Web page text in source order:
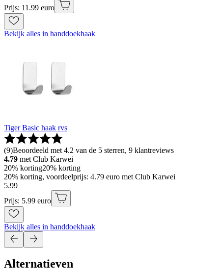
Prijs: 11.99 euro
Bekijk alles in handdoekhaak
Tiger Basic haak rvs
(9)Beoordeeld met 4.2 van de 5 sterren, 9 klantreviews
4.79 met Club Karwei
20% korting20% korting
20% korting, voordeelprijs: 4.79 euro met Club Karwei
5.99
Prijs: 5.99 euro
Bekijk alles in handdoekhaak
Alternatieven